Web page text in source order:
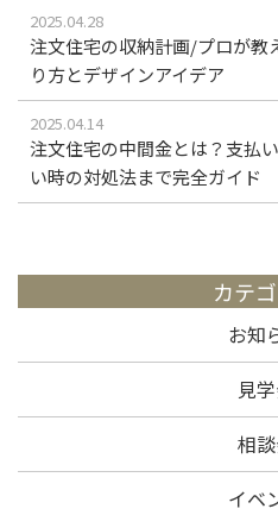
2025.04.28
注文住宅の収納計画/プロが教
り方とデザインアイデア
2025.04.14
注文住宅の中間金とは？支払
い時の対処法まで完全ガイド
カテ
お知
見
相
イベ